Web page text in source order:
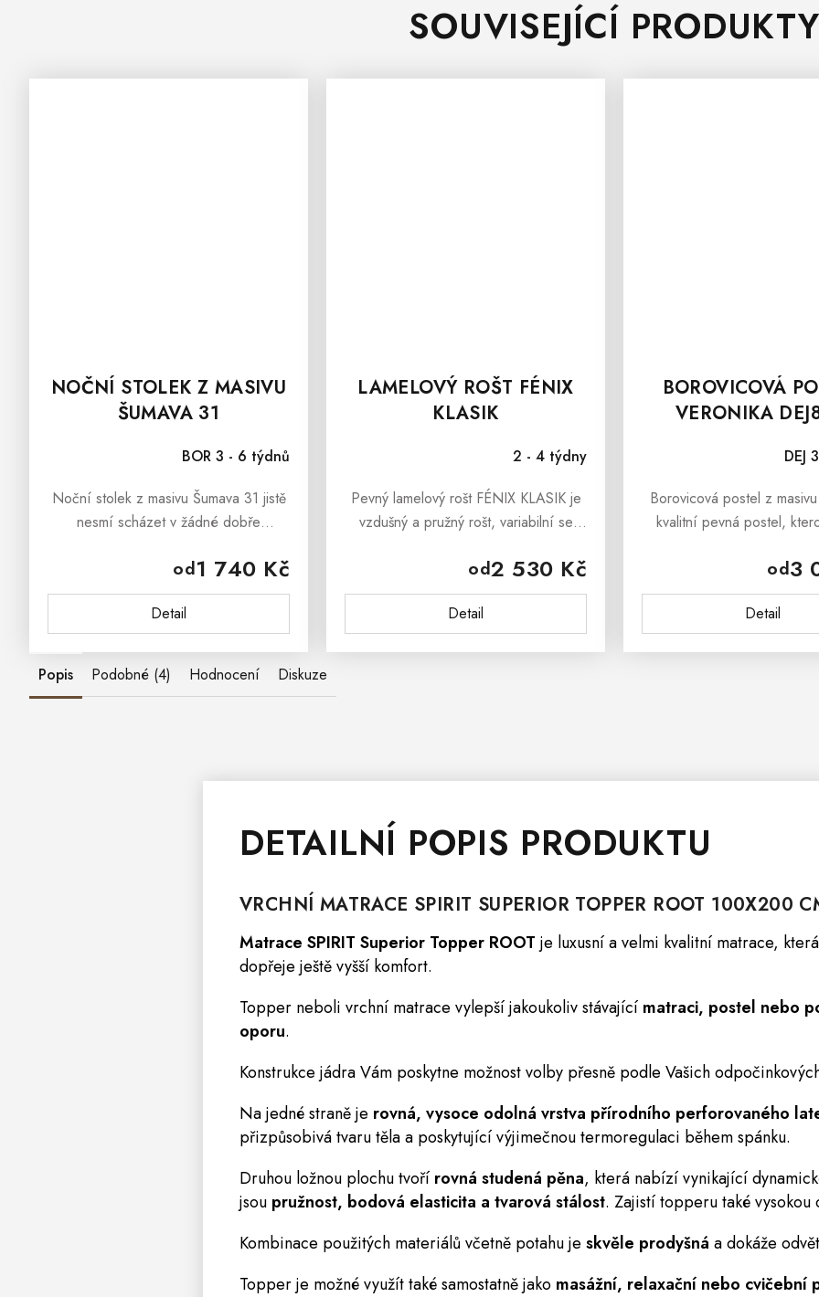
SOUVISEJÍCÍ PRODUKTY
NOČNÍ STOLEK Z MASIVU
ŠUMAVA 31
BOR 3 - 6 týdnů
od1 740 Kč
Detail
Noční stolek z masivu Šumava 31 jistě
nesmí scházet v žádné dobře
studentském pokoji. Skvěle poslouží
jako odkládací stolek na lampičku,
budík...
LAMELOVÝ ROŠT FÉNIX
KLASIK
2 - 4 týdny
od2 530 Kč
Detail
Pevný lamelový rošt FÉNIX KLASIK je
vzdušný a pružný rošt, variabilní se
rozměrech 80x200, 90x200,
120x200, 140x200 cm.
BOROVICOVÁ
VERONIKA
DEJ
od3
Detail
Borovicová postel z
kvalitní pevná postel,
Postel je vyrobena ze
borovicového dřeva.
Popis Podobné (4) Hodnocení Diskuze
DETAILNÍ POPIS PRODUKTU
VRCHNÍ MATRACE SPIRIT SUPERIOR TOPPER ROOT 100X200
Matrace SPIRIT Superior Topper ROOT je luxusní a velmi kvalitní matrace,
dopřeje ještě vyšší komfort.
Topper neboli vrchní matrace vylepší jakoukoliv stávající matraci, postel nebo
oporu.
Konstrukce jádra Vám poskytne možnost volby přesně podle Vašich
Na jedné straně je rovná, vysoce odolná vrstva přírodního perforovaného
přizpůsobivá tvaru těla a poskytující výjimečnou termoregulaci během spánku.
Druhou ložnou plochu tvoří rovná studená pěna, která nabízí vynikající
jsou pružnost, bodová elasticita a tvarová stálost. Zajistí topperu také vysokou
Kombinace použitých materiálů včetně potahu je skvěle prodyšná a dokáže
Topper je možné využít také samostatně jako masážní, relaxační nebo cvičební